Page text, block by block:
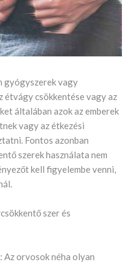
gyógyszerek vagy
étvágy csökkentése vagy az
általában azok az emberek
vagy az étkezési
Fontos azonban
szerek használata nem
kell figyelembe venni,
szer és
orvosok néha olyan